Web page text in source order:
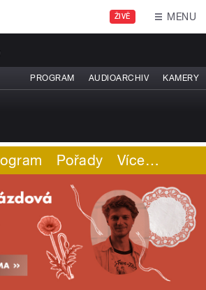
ŽIVĚ MENU
PROGRAM AUDIOARCHIV KAMERY
Pořady Více…